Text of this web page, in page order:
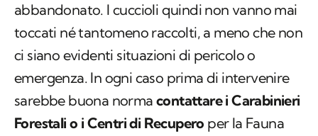
abbandonato. I cuccioli quindi non vanno mai
toccati né tantomeno raccolti, a meno che non
ci siano evidenti situazioni di pericolo o
emergenza. In ogni caso prima di intervenire
sarebbe buona norma contattare i Carabinieri
Forestali o i Centri di Recupero per la Fauna